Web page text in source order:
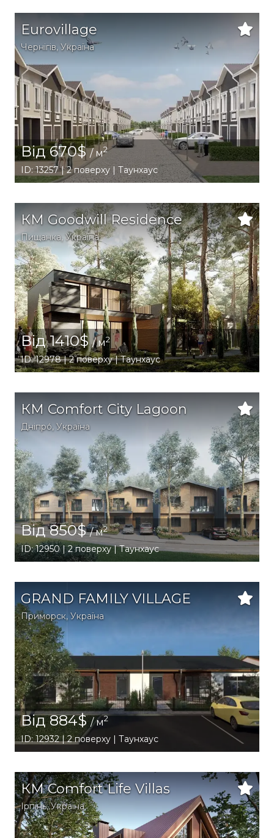
Eurovillage
Чернігів, Україна
Від 670$/ м2
ID: 13257 | 2 поверху | Таунхаус
КМ Goodwill Residence
Пищанка,Україна
Від 1410$/ м2
ID: 12978 | 2 поверху | Таунхаус
КМ Comfort City Lagoon
Дніпро́,Україна
Від 850$/ м2
ID: 12950 | 2 поверху | Таунхаус
GRAND FAMILY VILLAGE
Приморск, Україна
Від 884$/ м2
ID: 12932 | 2 поверху | Таунхаус
КМ Comfort Life Villas
Ірпінь,Україна